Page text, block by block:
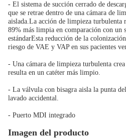
- El sistema de succión cerrado de
que se retrae dentro de una cámara de
aislada.La acción de limpieza turbulenta
89% más limpia en comparación con un
estándarEsta reducción de la
riesgo de VAE y VAP en sus pacientes
- Una cámara de limpieza turbulenta
resulta en un catéter más limpio.
- La válvula con bisagra aisla la punta
lavado accidental.
- Puerto MDI integrado
Imagen del producto